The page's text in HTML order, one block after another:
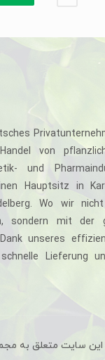
von
und
Hauptsitz in
Wo wir
sondern mit
unseres
Lieferung